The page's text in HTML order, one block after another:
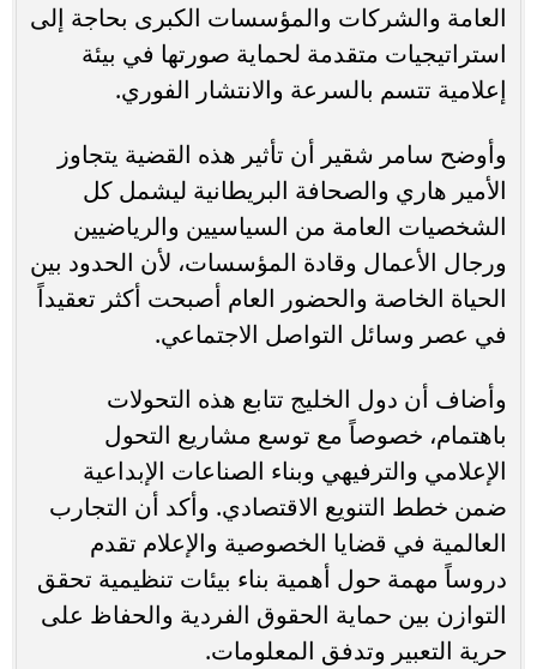
العامة والشركات والمؤسسات الكبرى بحاجة إلى
استراتيجيات متقدمة لحماية صورتها في بيئة
إعلامية تتسم بالسرعة والانتشار الفوري.
وأوضح سامر شقير أن تأثير هذه القضية يتجاوز
الأمير هاري والصحافة البريطانية ليشمل كل
الشخصيات العامة من السياسيين والرياضيين
ورجال الأعمال وقادة المؤسسات، لأن الحدود بين
الحياة الخاصة والحضور العام أصبحت أكثر تعقيداً
في عصر وسائل التواصل الاجتماعي.
وأضاف أن دول الخليج تتابع هذه التحولات
باهتمام، خصوصاً مع توسع مشاريع التحول
الإعلامي والترفيهي وبناء الصناعات الإبداعية
ضمن خطط التنويع الاقتصادي. وأكد أن التجارب
العالمية في قضايا الخصوصية والإعلام تقدم
دروساً مهمة حول أهمية بناء بيئات تنظيمية تحقق
التوازن بين حماية الحقوق الفردية والحفاظ على
حرية التعبير وتدفق المعلومات.